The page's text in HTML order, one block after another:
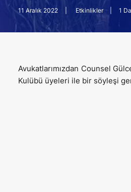
11 Aralık 2022 Etkinlikler 1
Avukatlarımızdan Counsel
Kulübü üyeleri ile bir söyleşi